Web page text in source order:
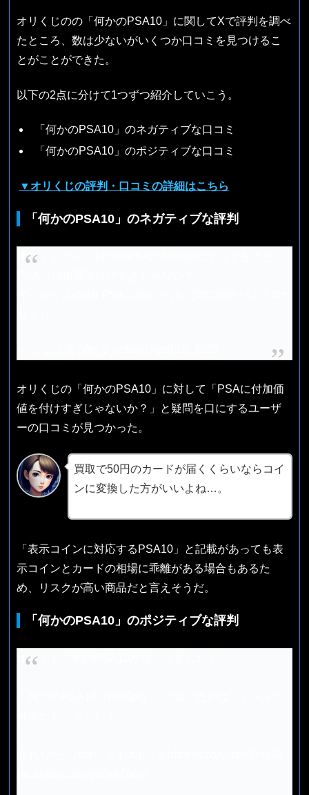
オリくじのの「何かのPSA10」に関してXで評判を調べ
たところ、数は少ないがいくつか口コミを見つけるこ
とがことができた。
以下の2点に分けて1つずつ紹介していこう。
「何かのPSA10」のネガティブな口コミ
「何かのPSA10」のポジティブな口コミ
▼オリくじの評判・口コミの詳細はこちら
「何かのPSA10」のネガティブな評判
オリくじさん、何かのPSAが5000ptになってるけど
オリくじの「何かのPSA10」に対して「PSAに付加価
値を付けすぎじゃないか？」と疑問を口にするユーザ
ーの口コミが見つかった。
買取で50円のカードが届くくらいならコイ
ンに変換した方がいいよね…。
「表示コインに対応するPSA10」と記載があっても表
示コインとカードの相場に乖離がある場合もあるた
め、リスクが高い商品だと言えそうだ。
「何かのPSA10」のポジティブな評判
オリくじで初のPSA10が当たりました！